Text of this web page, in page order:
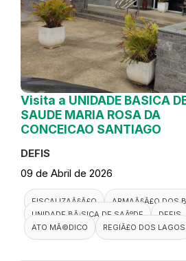
Visita a UNIDADE BASICA
SAUDE MARIA ROSA DA
CONCEICAO SANTIAGO
DEFIS
09 de Abril de 2026
FISCALIZAÃ§Ã£O
ARMAÃ§Ã£O DOS
UNIDADE BÃ¡SICA DE SAÃºDE
DEFIS
ATO MÃ©DICO
REGIÃ£O DOS LAGOS